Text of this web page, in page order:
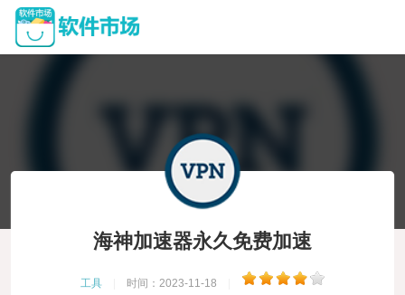
海神加速器永久免费加速
工具 时间：2023-11-18